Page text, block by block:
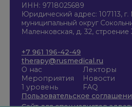
ИНН: 9718025689
Юридический адрес: 107113, г.
муниципальный округ
Маленковская, д. 32,
+7 961 196-42-49
therapy@rusmedical.ru
О нас
Мероприятия
1 уровень
Лекторы
Новости
FAQ
Пользовательское